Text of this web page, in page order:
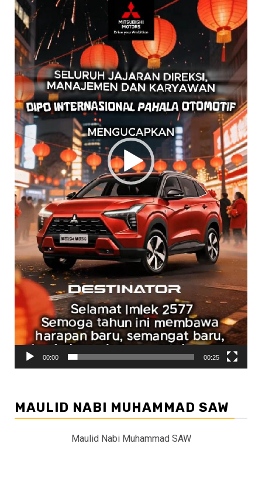
00:00 00:25
MAULID NABI MUHAMMAD SAW
Maulid Nabi Muhammad SAW